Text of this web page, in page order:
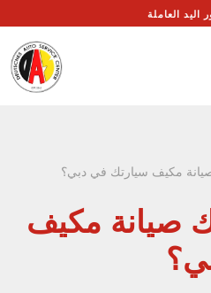
مكيف سيارتك في دبي؟
صيانة مكيف